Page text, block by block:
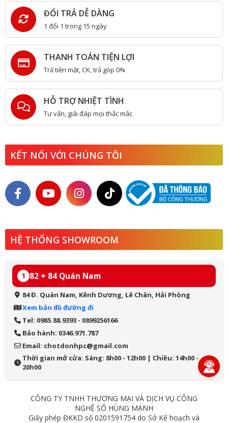
ĐỔI TRẢ DỄ DÀNG
1 đổi 1 trong 15 ngày
THANH TOÁN TIỆN LỢI
Trả tiền mặt, CK, trả góp 0%
HỖ TRỢ NHIỆT TÌNH
Tư vấn, giải đáp mọi thắc mắc
KẾT NỐI VỚI CHÚNG TÔI
HỆ THỐNG SHOWROOM
1 82 + 84 Quán Nam
84 Đ. Quán Nam, Kênh Dương, Lê Chân, Hải Phòng
Xem bản đồ đường đi
Tel: 0985.88.9393 - 0899256166
Bảo hành: 0346.971.787
Email: chotdonhpc@gmail.com
Thời gian mở cửa: Sáng: 8h00 - 12h00 | Chiều: 14h00 -
20h00
CÔNG TY TNHH THƯƠNG MẠI VÀ DỊCH VỤ CÔNG
NGHỆ SỐ HÙNG MẠNH
Giấy phép ĐKKD số 0201591754 do Sở Kế hoạch và